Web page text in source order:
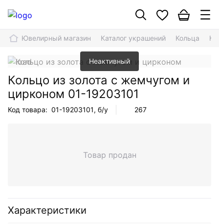
Ювелирный магазин Каталог украшений Кольца
Неактивный
Кольцо из золота с жемчугом и
цирконом 01-19203101
Код товара: 01-19203101, б/у 267
Товар продан
Характеристики